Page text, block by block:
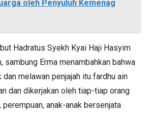
oleh Penyuluh Kemenag
Hadratus Syekh Kyai Haji Hasyim
sambung Erma menambahkan bahwa
melawan penjajah itu fardhu ain
dan dikerjakan oleh tiap-tiap orang
anak-anak bersenjata